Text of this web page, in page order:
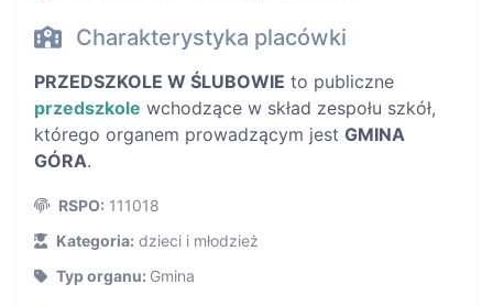
Charakterystyka placówki
PRZEDSZKOLE W ŚLUBOWIE to publiczne
przedszkole wchodzące w skład zespołu szkół,
którego organem prowadzącym jest GMINA
GÓRA.
RSPO: 111018
Kategoria: dzieci i młodzież
Typ organu: Gmina